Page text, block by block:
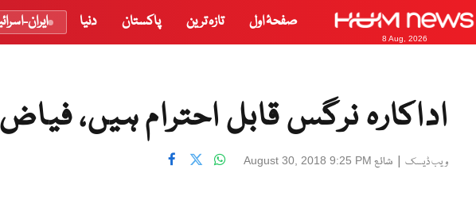
8 Aug, 2026
صفحۂ اول تازہ ترین پاکستان دنیا ایران-
اداکارہ نرگس قابل احترام ہیں،
ویب ڈیسک | شائع August 30, 2018 9:25 PM